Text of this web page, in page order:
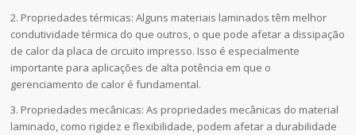
2. Propriedades térmicas: Alguns materiais laminados têm melhor
condutividade térmica do que outros, o que pode afetar a dissipação
de calor da placa de circuito impresso. Isso é especialmente
importante para aplicações de alta potência em que o
gerenciamento de calor é fundamental.
3. Propriedades mecânicas: As propriedades mecânicas do material
laminado, como rigidez e flexibilidade, podem afetar a durabilidade